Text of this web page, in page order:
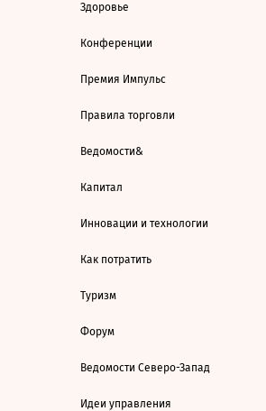
Здоровье
Конференции
Премия Импульс
Правила торговли
Ведомости&
Капитал
Инновации и технологии
Как потратить
Туризм
Форум
Ведомости Северо-Запад
Идеи управления